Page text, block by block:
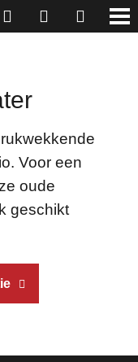
Voor een
oude
geschikt